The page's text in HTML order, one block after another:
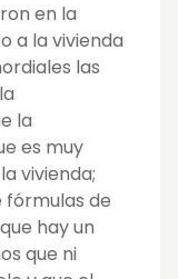
en la
a la vivienda
las
la
es muy
vivienda;
fórmulas de
hay un
que ni